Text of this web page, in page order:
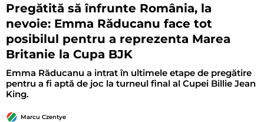
Pregătită să înfrunte România, la
nevoie: Emma Răducanu face tot
posibilul pentru a reprezenta Marea
Britanie la Cupa BJK
Emma Răducanu a intrat în ultimele etape de pregătire
pentru a fi aptă de joc la turneul final al Cupei Billie Jean
King.
Marcu Czentye